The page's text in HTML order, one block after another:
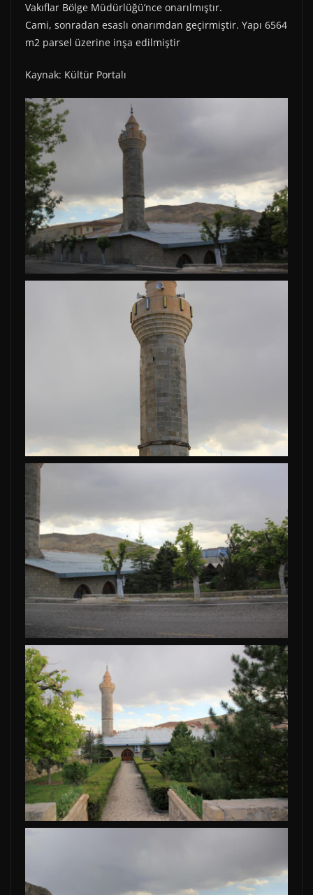
Vakıflar Bölge Müdürlüğü’nce onarılmıştır.
Cami, sonradan esaslı onarımdan geçirmiştir. Yapı 6564
m2 parsel üzerine inşa edilmiştir
Kaynak: Kültür Portalı